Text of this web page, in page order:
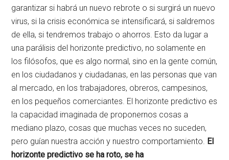
garantizar si habrá un nuevo rebrote o si surgirá un nuevo
virus, si la crisis económica se intensificará, si saldremos
de ella, si tendremos trabajo o ahorros. Esto da lugar a
una parálisis del horizonte predictivo, no solamente en
los filósofos, que es algo normal, sino en la gente común,
en los ciudadanos y ciudadanas, en las personas que van
al mercado, en los trabajadores, obreros, campesinos,
en los pequeños comerciantes. El horizonte predictivo es
la capacidad imaginada de proponernos cosas a
mediano plazo, cosas que muchas veces no suceden,
pero guían nuestra acción y nuestro comportamiento. El
horizonte predictivo se ha roto, se ha